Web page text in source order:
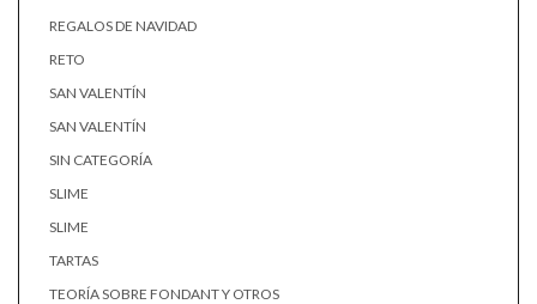
REGALOS DE NAVIDAD
RETO
SAN VALENTÍN
SAN VALENTÍN
SIN CATEGORÍA
SLIME
SLIME
TARTAS
TEORÍA SOBRE FONDANT Y OTROS